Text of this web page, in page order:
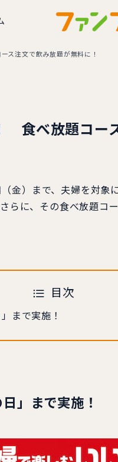
ス注文で飲み放題が無料に！
食べ放題コー
金）まで、夫婦を対象
に、その食べ放題コ
目次
まで実施！
」まで実施！